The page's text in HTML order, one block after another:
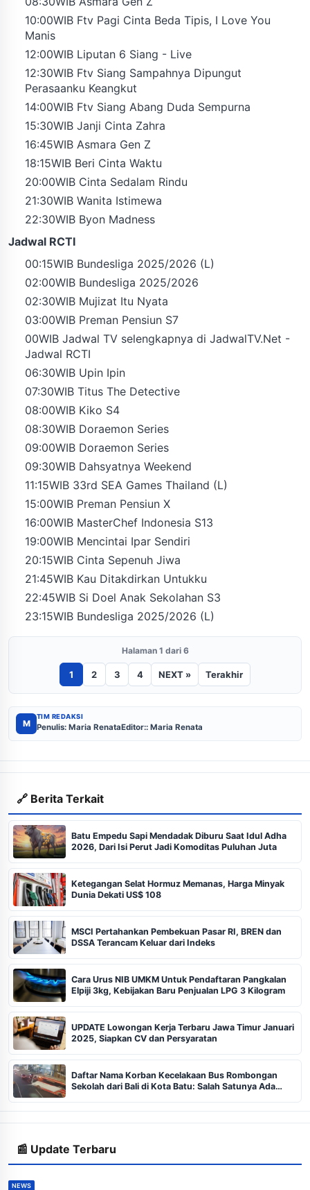
10:00WIB Ftv Pagi Cinta Beda Tipis, I Love You
Manis
12:00WIB Liputan 6 Siang - Live
12:30WIB Ftv Siang Sampahnya Dipungut
Perasaanku Keangkut
14:00WIB Ftv Siang Abang Duda Sempurna
15:30WIB Janji Cinta Zahra
16:45WIB Asmara Gen Z
18:15WIB Beri Cinta Waktu
20:00WIB Cinta Sedalam Rindu
21:30WIB Wanita Istimewa
22:30WIB Byon Madness
Jadwal RCTI
00:15WIB Bundesliga 2025/2026 (L)
02:00WIB Bundesliga 2025/2026
02:30WIB Mujizat Itu Nyata
03:00WIB Preman Pensiun S7
00WIB Jadwal TV selengkapnya di JadwalTV.Net -
Jadwal RCTI
06:30WIB Upin Ipin
07:30WIB Titus The Detective
08:00WIB Kiko S4
08:30WIB Doraemon Series
09:00WIB Doraemon Series
09:30WIB Dahsyatnya Weekend
11:15WIB 33rd SEA Games Thailand (L)
15:00WIB Preman Pensiun X
16:00WIB MasterChef Indonesia S13
19:00WIB Mencintai Ipar Sendiri
20:15WIB Cinta Sepenuh Jiwa
21:45WIB Kau Ditakdirkan Untukku
22:45WIB Si Doel Anak Sekolahan S3
23:15WIB Bundesliga 2025/2026 (L)
Halaman 1 dari 6
1 2 3 4 NEXT » Terakhir
M
TIM REDAKSI
Penulis: Maria RenataEditor:: Maria Renata
🔗 Berita Terkait
Batu Empedu Sapi Mendadak Diburu Saat Idul Adha
2026, Dari Isi Perut Jadi Komoditas Puluhan Juta
Ketegangan Selat Hormuz Memanas, Harga Minyak
Dunia Dekati US$ 108
MSCI Pertahankan Pembekuan Pasar RI, BREN dan
DSSA Terancam Keluar dari Indeks
Cara Urus NIB UMKM Untuk Pendaftaran Pangkalan
Elpiji 3kg, Kebijakan Baru Penjualan LPG 3 Kilogram
UPDATE Lowongan Kerja Terbaru Jawa Timur Januari
2025, Siapkan CV dan Persyaratan
Daftar Nama Korban Kecelakaan Bus Rombongan
Sekolah dari Bali di Kota Batu: Salah Satunya Ada
📰 Update Terbaru
NEWS